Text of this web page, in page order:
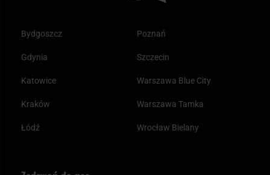
Bydgoszcz
Gdynia
Katowice
Kraków
Łódź
Poznań
Szczecin
Warszawa Blue City
Warszawa Tamka
Wrocław Bielany